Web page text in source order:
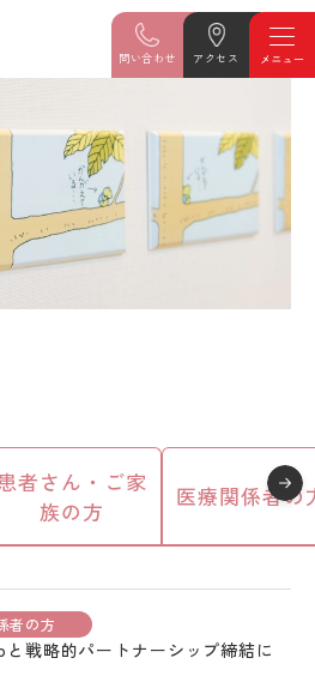
問い合わせ アクセス
患者さん・ご家
族の方
医療関係者の
者の方
戦略的パートナーシップ締結に